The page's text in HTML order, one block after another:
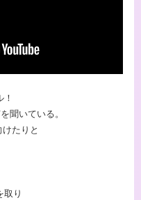
聞いている。
たりと
取り